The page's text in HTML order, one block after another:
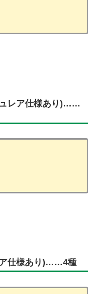
レア仕様あり)……
仕様あり)……4種